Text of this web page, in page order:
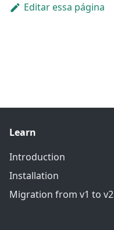
Editar essa página
Learn
Introduction
Installation
Migration from v1 to v2